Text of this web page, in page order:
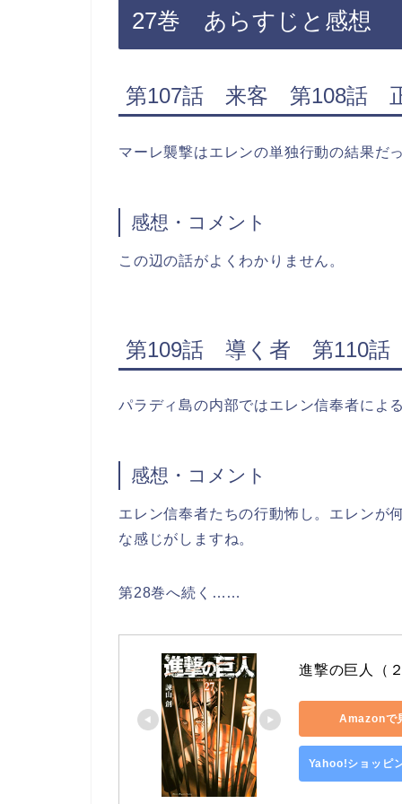
27巻 あらすじと感想
第107話 来客 第108話
マーレ襲撃はエレンの単独行動の結果だ
感想・コメント
この辺の話がよくわかりません。
第109話 導く者 第110
パラディ島の内部ではエレン信奉者によ
感想・コメント
エレン信奉者たちの行動怖し。エレンが
な感じがしますね。
第28巻へ続く……
進撃の巨人（
Amazonで
Yahoo!ショッピ